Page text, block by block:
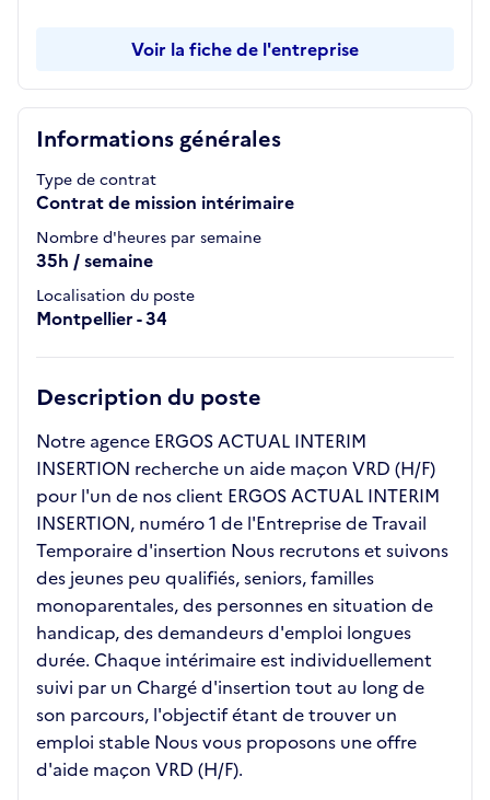
Informations générales
Type de contrat
Contrat de mission intérimaire
Nombre d'heures par semaine
35h / semaine
Localisation du poste
Montpellier - 34
Description du poste
Notre agence ERGOS ACTUAL INTERIM
INSERTION recherche un aide maçon VRD (H/F)
pour l'un de nos client ERGOS ACTUAL INTERIM
INSERTION, numéro 1 de l'Entreprise de Travail
Temporaire d'insertion Nous recrutons et suivons
des jeunes peu qualifiés, seniors, familles
monoparentales, des personnes en situation de
handicap, des demandeurs d'emploi longues
durée. Chaque intérimaire est individuellement
suivi par un Chargé d'insertion tout au long de
son parcours, l'objectif étant de trouver un
emploi stable Nous vous proposons une offre
d'aide maçon VRD (H/F).
Voir la fiche de l'entreprise